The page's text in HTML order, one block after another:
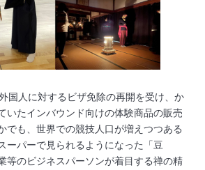
国人に対するビザ免除の再開を受け、か
いたインバウンド向けの体験商品の販売
でも、世界での競技人口が増えつつある
ーパーで見られるようになった「豆
等のビジネスパーソンが着目する禅の精